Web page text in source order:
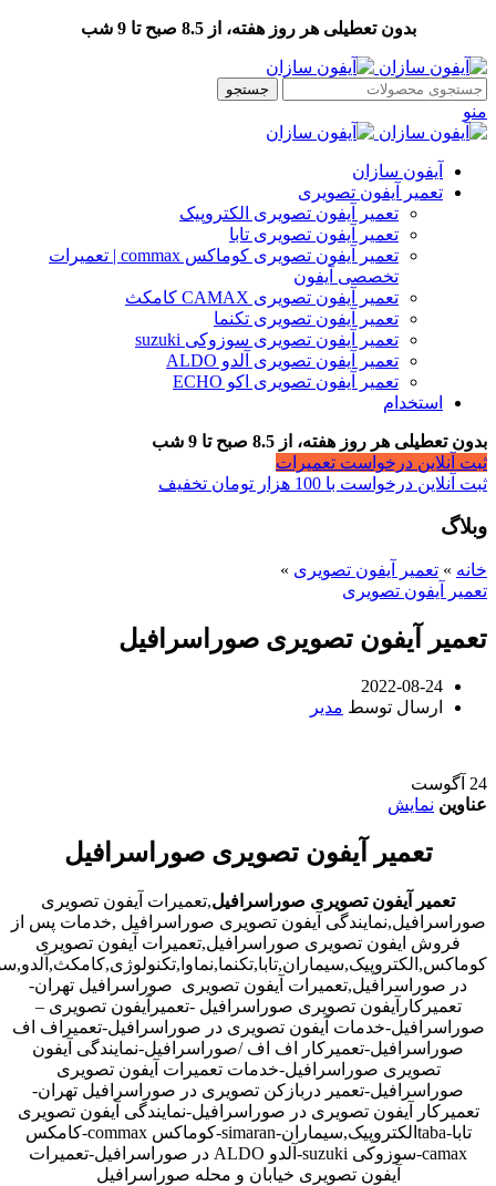
بدون تعطیلی هر روز هفته، از 8.5 صبح تا 9 شب
جستجو
منو
آیفون سازان
تعمیر آیفون تصویری
تعمیر آیفون تصویری الکتروپیک
تعمیر آیفون تصویری تابا
تعمیر آیفون تصویری کوماکس commax | تعمیرات
تخصصی آیفون
تعمیر آیفون تصویری CAMAX کامکث
تعمیر آیفون تصویری تکنما
تعمیر آیفون تصویری سوزوکی suzuki
تعمیر آیفون تصویری آلدو ALDO
تعمیر آیفون تصویری اکو ECHO
استخدام
بدون تعطیلی هر روز هفته، از 8.5 صبح تا 9 شب
ثبت آنلاین درخواست تعمیرات
ثبت آنلاین درخواست با 100 هزار تومان تخفیف
وبلاگ
خانه » تعمیر آیفون تصویری »
تعمیر آیفون تصویری
تعمیر آیفون تصویری صوراسرافیل
2022-08-24
ارسال توسط مدیر
24 آگوست
عناوین نمایش
تعمیر آیفون تصویری صوراسرافیل
تعمیر آیفون تصویری صوراسرافیل,تعمیرات آیفون تصویری
صوراسرافیل,نمایندگی آیفون تصویری صوراسرافیل ,خدمات پس از
فروش ایفون تصویری صوراسرافیل,تعمیرات آیفون تصویری
در صوراسرافیل,تعمیرات آیفون تصویری صوراسرافیل تهران-
تعمیرکارآیفون تصویری صوراسرافیل -تعمیرآیفون تصویری –
صوراسرافیل-خدمات آیفون تصویری در صوراسرافیل-تعمیراف اف
صوراسرافیل-تعمیرکار اف اف /صوراسرافیل-نمایندگی آیفون
تصویری صوراسرافیل-خدمات تعمیرات آیفون تصویری
صوراسرافیل-تعمیر دربازکن تصویری در صوراسرافیل تهران-
تعمیرکار آیفون تصویری در صوراسرافیل-نمایندگی آیفون تصویری
تابا-tabaالکتروپیک,سیماران-simaran-کوماکس commax-کامکس
camax-سوزوکی suzuki-آلدو ALDO در صوراسرافیل-تعمیرات
آیفون تصویری خیابان و محله صوراسرافیل